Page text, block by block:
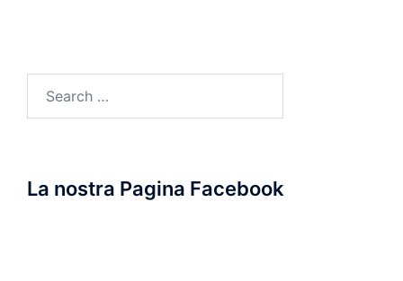
La nostra Pagina Facebook